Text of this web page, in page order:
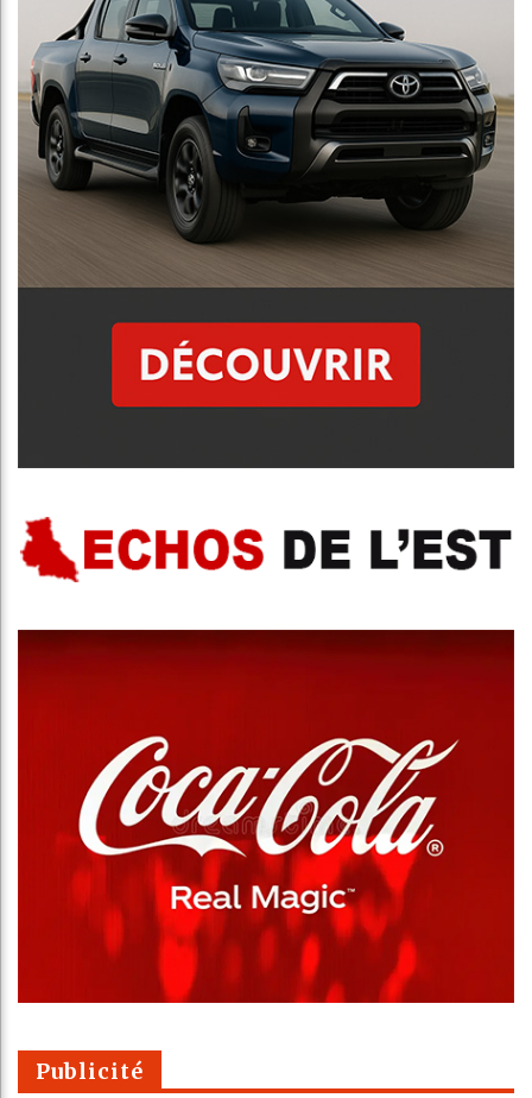
Publicité